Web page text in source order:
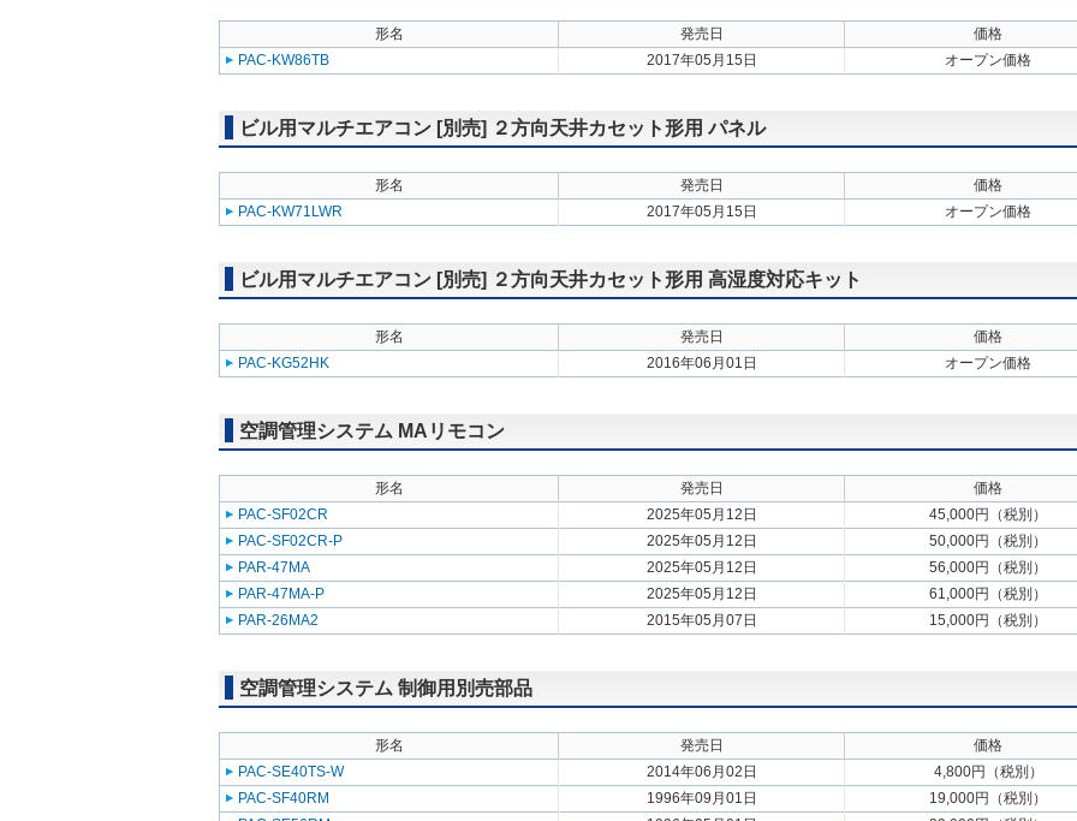
形名 発売日
価格
PAC-KW86TB
2017年05月15日 オープン価格
ビル用マルチエアコン [別売] ２方向天井カセット形用 パネル
形名 発売日
価格
PAC-KW71LWR
2017年05月15日 オープン価格
ビル用マルチエアコン [別売] ２方向天井カセット形用 高湿度対応キット
形名 発売日
価格
PAC-KG52HK
2016年06月01日 オープン価格
空調管理システム MAリモコン
形名 発売日
価格
PAC-SF02CR
2025年05月12日
45,000円（税別）
PAC-SF02CR-P
2025年05月12日
50,000円（税別）
PAR-47MA
2025年05月12日
56,000円（税別）
PAR-47MA-P
2025年05月12日
61,000円（税別）
PAR-26MA2
2015年05月07日 15,000円（税別）
空調管理システム 制御用別売部品
形名 発売日
価格
PAC-SE40TS-W
2014年06月02日
4,800円（税別）
PAC-SF40RM
1996年09月01日
19,000円（税別）